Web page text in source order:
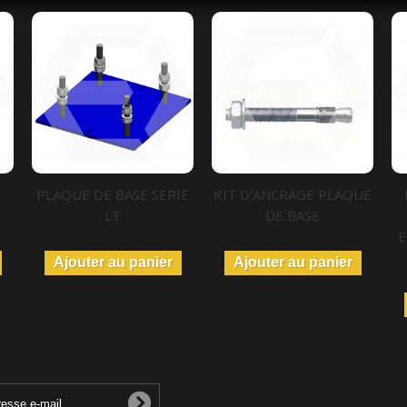
PLAQUE DE BASE SERIE
LT
Ajouter au panier
KIT D'ANCRAGE PLAQUE
DE BASE
Ajouter au panier